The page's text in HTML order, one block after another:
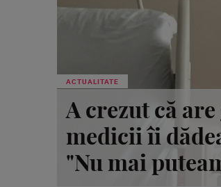
ACTUALITATE
A crezut că
medicii îi
"Nu mai